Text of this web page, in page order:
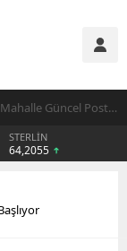
STERLİN
64,2055